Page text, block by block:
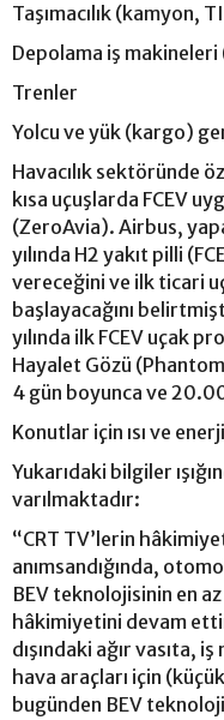
Taşımacılık (kamyon,
Depolama iş
Trenler
Yolcu ve yük (kargo)
Havacılık sektöründe
kısa uçuşlarda FCEV
(ZeroAvia). Airbus,
yılında H2 yakıt pilli
vereceğini ve ilk ticari
başlayacağını
yılında ilk FCEV uçak
Hayalet Gözü (Phantom
4 gün boyunca ve
Konutlar için ısı ve enerji
Yukarıdaki bilgiler
varılmaktadır:
“CRT TV’lerin
anımsandığında,
BEV teknolojisinin en
hâkimiyetini devam
dışındaki ağır vasıta,
hava araçları için
bugünden BEV